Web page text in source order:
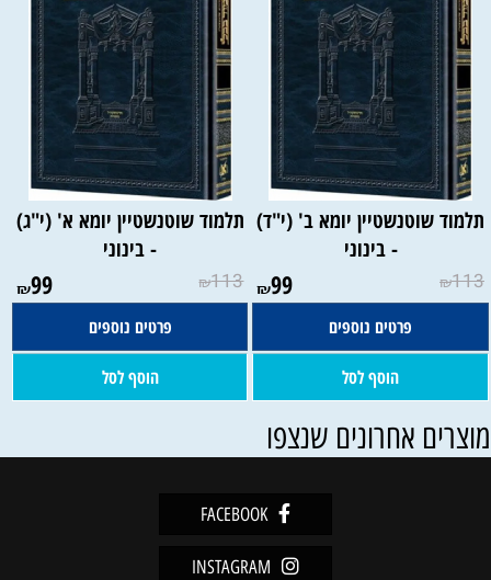
תלמוד שוטנשטיין יומא ב' (י"ד)
- בינוני
₪113
₪99
פרטים נוספים
הוסף לסל
תלמוד שוטנשטיין יומא א' (י"ג)
- בינוני
₪113
₪99
פרטים נוספים
הוסף לסל
אחרונים שנצפו
FACEBOOK
INSTAGRAM